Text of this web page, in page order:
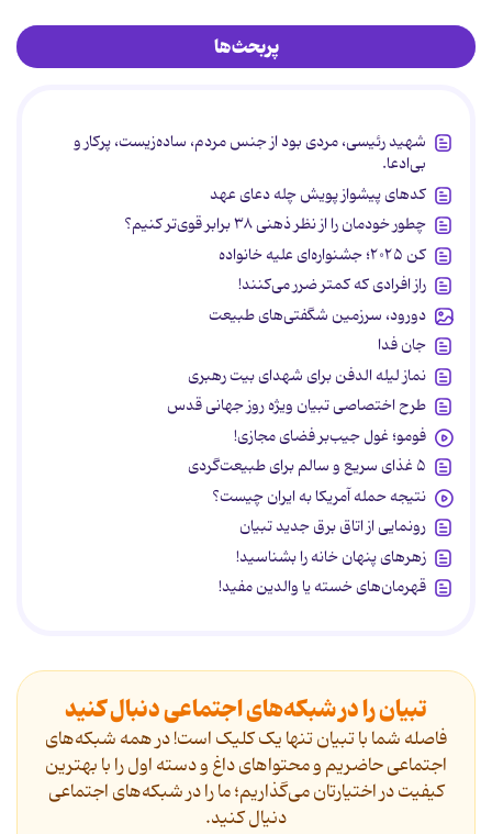
پربحث‌ها
شهید رئیسی، مردی بود از جنس مردم، ساده‌زیست، پرکار و
بی‌ادعا.
کدهای پیشواز پویش چله دعای عهد
چطور خودمان را از نظر ذهنی ۳۸ برابر قوی‌تر کنیم؟
کن ۲۰۲۵؛ جشنواره‌ای علیه خانواده
راز افرادی که کمتر ضرر می‌کنند!
دورود، سرزمین شگفتی‌های طبیعت
جان فدا
نماز لیله الدفن برای شهدای بیت رهبری
طرح اختصاصی تبیان ویژه روز جهانی قدس
فومو؛ غول جیب‌بر فضای مجازی!
۵ غذای سریع و سالم برای طبیعت‌گردی
نتیجه حمله آمریکا به ایران چیست؟
رونمایی از اتاق برق جدید تبیان
زهرهای پنهان خانه را بشناسید!
قهرمان‌های خسته یا والدین مفید!
تبیان را در شبکه‌های اجتماعی دنبال کنید
فاصله شما با تبیان تنها یک کلیک است! در همه شبکه‌های
اجتماعی حاضریم و محتواهای داغ و دسته اول را با بهترین
کیفیت در اختیارتان می‌گذاریم؛ ما را در شبکه‌های اجتماعی
دنیال کنید.